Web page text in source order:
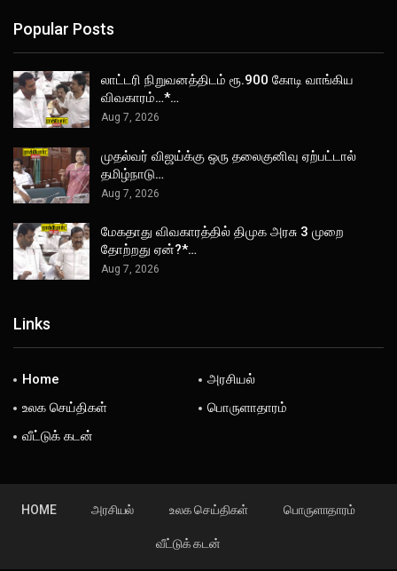
Popular Posts
லாட்டரி நிறுவனத்திடம் ரூ.900 கோடி வாங்கிய
விவகாரம்…*…
Aug 7, 2026
முதல்வர் விஜய்க்கு ஒரு தலைகுனிவு ஏற்பட்டால்
தமிழ்நாடு…
Aug 7, 2026
மேகதாது விவகாரத்தில் திமுக அரசு 3 முறை
தோற்றது ஏன்?*…
Aug 7, 2026
Links
Home
அரசியல்
உலக செய்திகள்
பொருளாதாரம்
வீட்டுக் கடன்
HOME அரசியல் உலக செய்திகள் பொருளாதாரம்
வீட்டுக் கடன்